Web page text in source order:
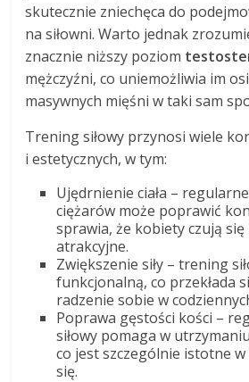
skutecznie zniechęca do
na siłowni. Warto jednak
znacznie niższy poziom
mężczyźni, co uniemożliwia im
masywnych mięśni w taki sam
Trening siłowy przynosi wiele
i estetycznych, w tym:
Ujędrnienie ciała –
ciężarów może poprawić
sprawia, że kobiety czują
atrakcyjne.
Zwiększenie siły – trening
funkcjonalną, co przekłada
radzenie sobie w
Poprawa gęstości kości –
siłowy pomaga w
co jest szczególnie istotne
się.